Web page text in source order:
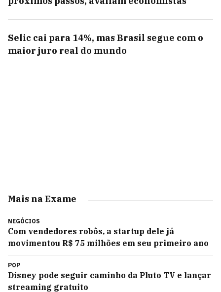
Selic cai para 14%, mas Brasil segue com o
maior juro real do mundo
Mais na Exame
NEGÓCIOS
Com vendedores robôs, a startup dele já
movimentou R$ 75 milhões em seu primeiro ano
POP
Disney pode seguir caminho da Pluto TV e lançar
streaming gratuito